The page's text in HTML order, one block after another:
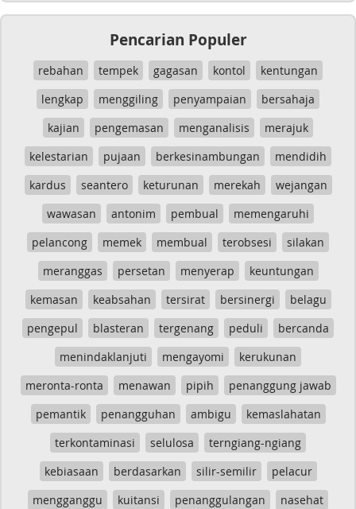
Pencarian Populer
rebahan tempek gagasan kontol
kentungan
lengkap
menggiling penyampaian
bersahaja
kajian
pengemasan menganalisis
merajuk
kelestarian
pujaan berkesinambungan
mendidih
kardus
seantero keturunan merekah
wejangan
wawasan
antonim pembual
memengaruhi
pelancong
memek membual terobsesi
silakan
meranggas
persetan menyerap
keuntungan
kemasan
keabsahan tersirat bersinergi
belagu
pengepul
blasteran tergenang peduli
bercanda
menindaklanjuti
mengayomi
kerukunan
meronta-ronta
menawan pipih
penanggung jawab
pemantik
penangguhan ambigu
kemaslahatan
terkontaminasi
selulosa
terngiang-ngiang
kebiasaan
berdasarkan silir-semilir
pelacur
mengganggu
kuitansi penanggulangan
nasehat